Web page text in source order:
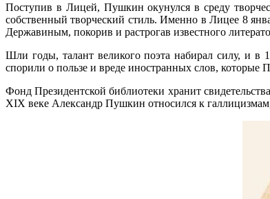
Поступив в Лицей, Пушкин окунулся в среду
собственный творческий стиль. Именно в Лицее 8
Державиным, покорив и растрогав известного
Шли годы, талант великого поэта набирал силу, и в
спорили о пользе и вреде иностранных слов, которые
Фонд Президентской библиотеки хранит
XIX веке Александр Пушкин относился к